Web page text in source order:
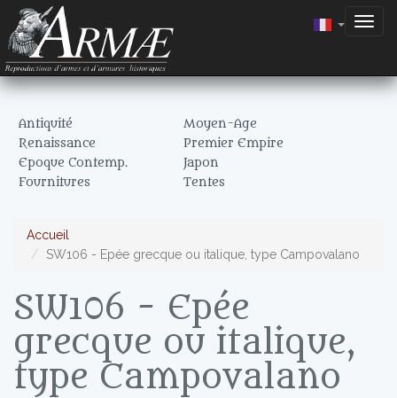
Antiquité
Moyen-Age
Renaissance
Premier Empire
Epoque Contemp.
Japon
Fournitures
Tentes
Accueil
SW106 - Epée grecque ou italique, type Campovalano
SW106 - Epée
grecque ou italique,
type Campovalano